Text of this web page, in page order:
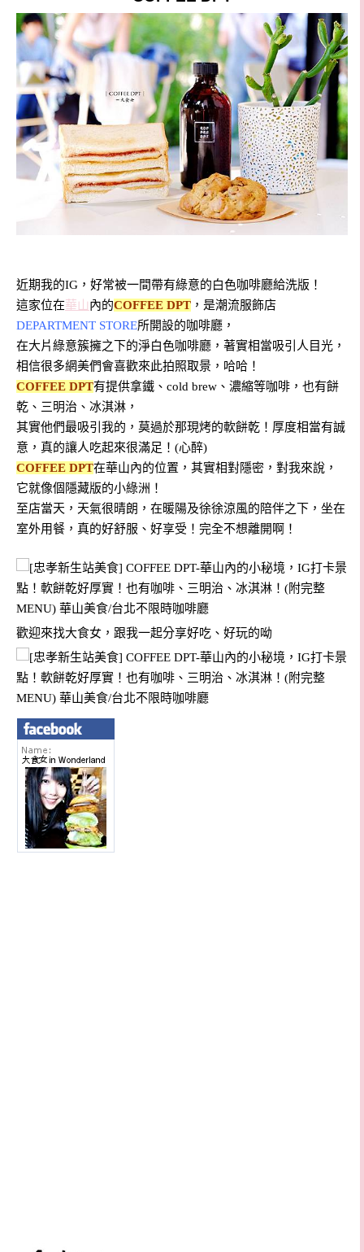
近期我的IG，好常被一間帶有綠意的白色咖啡廳給洗版！
這家位在華山內的COFFEE DPT ，是潮流服飾店
DEPARTMENT STORE所開設的咖啡廳，
在大片綠意簇擁之下的淨白色咖啡廳，著實相當吸引人目光，
相信很多網美們會喜歡來此拍照取景，哈哈！
COFFEE DPT有提供拿鐵、cold brew、濃縮等咖啡，也有餅
乾、三明治、冰淇淋，
其實他們最吸引我的，莫過於那現烤的軟餅乾！厚度相當有誠
意，真的讓人吃起來很滿足！(心醉)
COFFEE DPT在華山內的位置，其實相對隱密，對我來說，
它就像個隱藏版的小綠洲！
至店當天，天氣很晴朗，在暖陽及徐徐涼風的陪伴之下，坐在
室外用餐，真的好舒服、好享受！完全不想離開啊！
歡迎來找大食女，跟我一起分享好吃、好玩的呦